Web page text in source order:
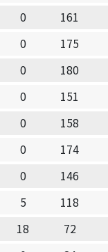
0 161
0 175
0 180
0 151
0 158
0 174
0 146
5 118
18 72